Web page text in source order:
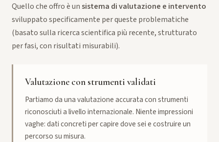
Quello che offro è unsistema di valutazione e intervento
sviluppato specificamente per queste problematiche
(basato sulla ricerca scientifica più recente, strutturato
per fasi, con risultati misurabili).
Valutazione con strumenti validati
Partiamo da una valutazione accurata con strumenti
riconosciuti a livello internazionale. Niente impressioni
vaghe: dati concreti per capire dove sei e costruire un
percorso su misura.